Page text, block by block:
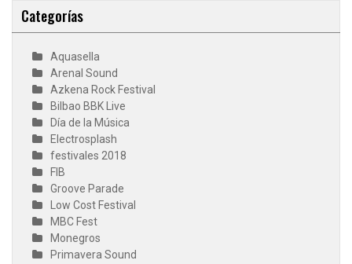
Categorías
Aquasella
Arenal Sound
Azkena Rock Festival
Bilbao BBK Live
Día de la Música
Electrosplash
festivales 2018
FIB
Groove Parade
Low Cost Festival
MBC Fest
Monegros
Primavera Sound